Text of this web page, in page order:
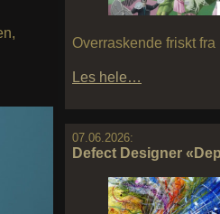
Overraskende friskt fra
Les hele…
07.06.2026:
Defect Designer